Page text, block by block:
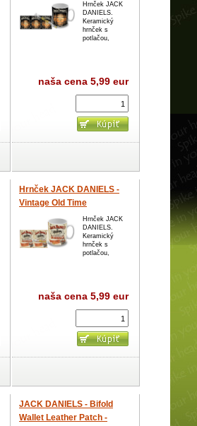
Hrnček JACK
DANIELS.
Keramický
hrnček s
potlačou,
naša cena 5,99 eur
Hrnček JACK DANIELS -
Vintage Old Time
Hrnček JACK
DANIELS.
Keramický
hrnček s
potlačou,
naša cena 5,99 eur
JACK DANIELS - Bifold
Wallet Leather Patch -